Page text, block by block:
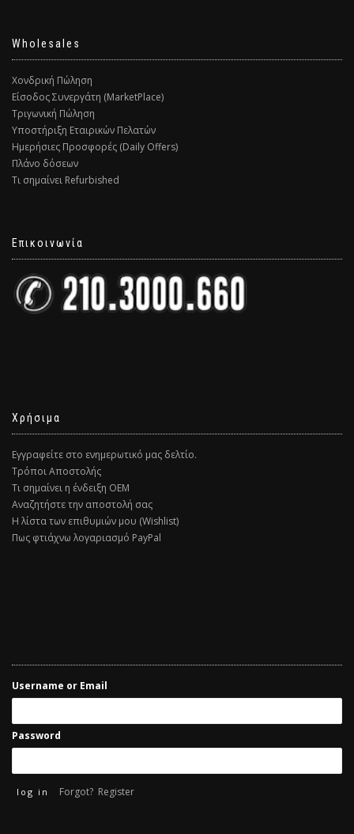
Wholesales
Χονδρική Πώληση
Είσοδος Συνεργάτη (MarketPlace)
Τριγωνική Πώληση
Υποστήριξη Εταιρικών Πελατών
Ημερήσιες Προσφορές (Daily Offers)
Πλάνο δόσεων
Τι σημαίνει Refurbished
Επικοινωνία
Χρήσιμα
Εγγραφείτε στο ενημερωτικό μας δελτίο.
Τρόποι Αποστολής
Τι σημαίνει η ένδειξη ΟΕΜ
Αναζητήστε την αποστολή σας
Η λίστα των επιθυμιών μου (Wishlist)
Πως φτιάχνω λογαριασμό PayPal
Username or Email
Password
Forgot? Register